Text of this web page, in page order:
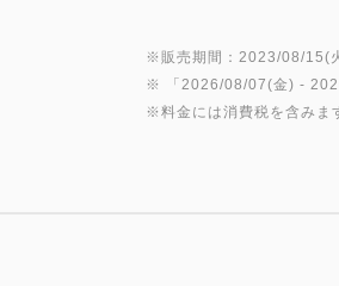
※販売期間：2023/08/15(
※ 「 2026/08/07(金) -
※料金には消費税を含みま